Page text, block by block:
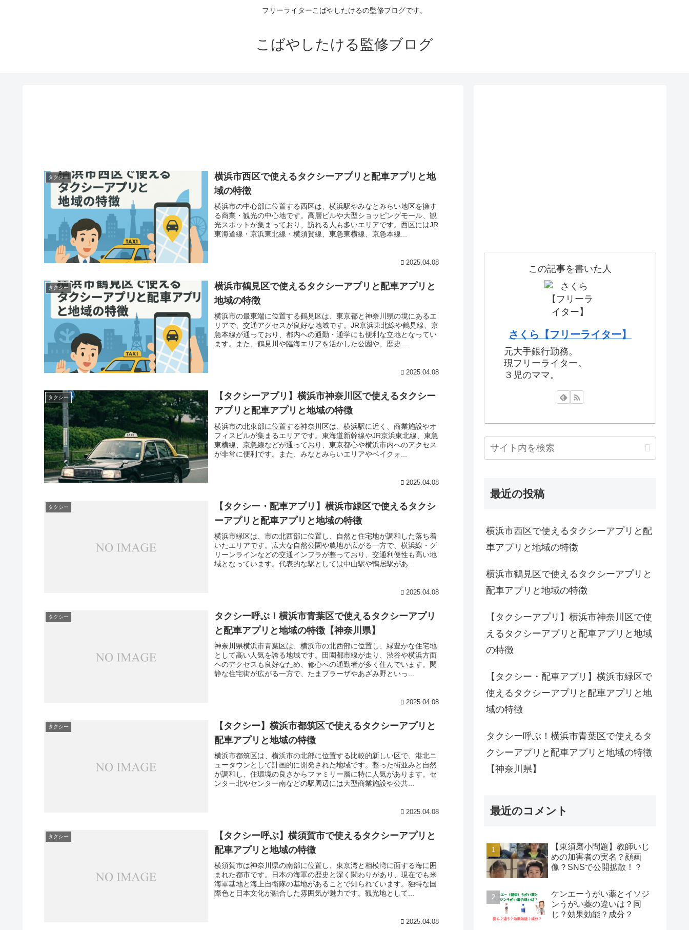
フリーライターこばやしたけるの監修ブログです。
こばやしたける監修ブログ
タクシー
横浜市西区で使えるタクシーアプリと配車アプリと地
域の特徴
横浜市の中心部に位置する西区は、横浜駅やみなとみらい地区を擁す
る商業・観光の中心地です。高層ビルや大型ショッピングモール、観
光スポットが集まっており、訪れる人も多いエリアです。西区にはJR
東海道線・京浜東北線・横須賀線、東急東横線、京急本線...
2025.04.08
タクシー
横浜市鶴見区で使えるタクシーアプリと配車アプリと
地域の特徴
横浜市の最東端に位置する鶴見区は、東京都と神奈川県の境にあるエ
リアで、交通アクセスが良好な地域です。JR京浜東北線や鶴見線、京
急本線が通っており、都内への通勤・通学にも便利な立地となってい
ます。また、鶴見川や臨海エリアを活かした公園や、歴史...
2025.04.08
タクシー
【タクシーアプリ】横浜市神奈川区で使えるタクシー
アプリと配車アプリと地域の特徴
横浜市の北東部に位置する神奈川区は、横浜駅に近く、商業施設やオ
フィスビルが集まるエリアです。東海道新幹線やJR京浜東北線、東急
東横線、京急線などが通っており、東京都心や横浜市内へのアクセス
が非常に便利です。また、みなとみらいエリアやベイクォ...
2025.04.08
タクシー
【タクシー・配車アプリ】横浜市緑区で使えるタクシ
ーアプリと配車アプリと地域の特徴
横浜市緑区は、市の北西部に位置し、自然と住宅地が調和した落ち着
いたエリアです。広大な自然公園や農地が広がる一方で、横浜線・グ
リーンラインなどの交通インフラが整っており、交通利便性も高い地
域となっています。代表的な駅としては中山駅や鴨居駅があ...
2025.04.08
タクシー
タクシー呼ぶ！横浜市青葉区で使えるタクシーアプリ
と配車アプリと地域の特徴【神奈川県】
神奈川県横浜市青葉区は、横浜市の北西部に位置し、緑豊かな住宅地
として高い人気を誇る地域です。田園都市線が走り、渋谷や横浜方面
へのアクセスも良好なため、都心への通勤者が多く住んでいます。閑
静な住宅街が広がる一方で、たまプラーザやあざみ野といっ...
2025.04.08
タクシー
【タクシー】横浜市都筑区で使えるタクシーアプリと
配車アプリと地域の特徴
横浜市都筑区は、横浜市の北部に位置する比較的新しい区で、港北ニ
ュータウンとして計画的に開発された地域です。整った街並みと自然
が調和し、住環境の良さからファミリー層に特に人気があります。セ
ンター北やセンター南などの駅周辺には大型商業施設や公共...
2025.04.08
タクシー
【タクシー呼ぶ】横須賀市で使えるタクシーアプリと
配車アプリと地域の特徴
横須賀市は神奈川県の南部に位置し、東京湾と相模湾に面する海に囲
まれた都市です。日本の海軍の歴史と深く関わりがあり、現在でも米
海軍基地と海上自衛隊の基地があることで知られています。独特な国
際色と日本文化が融合した雰囲気が魅力です。観光地として...
2025.04.08
この記事を書いた人
さくら【フリーライター】
元大手銀行勤務。
現フリーライター。
３児のママ。
最近の投稿
横浜市西区で使えるタクシーアプリと配
車アプリと地域の特徴
横浜市鶴見区で使えるタクシーアプリと
配車アプリと地域の特徴
【タクシーアプリ】横浜市神奈川区で使
えるタクシーアプリと配車アプリと地域
の特徴
【タクシー・配車アプリ】横浜市緑区で
使えるタクシーアプリと配車アプリと地
域の特徴
タクシー呼ぶ！横浜市青葉区で使えるタ
クシーアプリと配車アプリと地域の特徴
【神奈川県】
最近のコメント
【東須磨小問題】教師いじ
めの加害者の実名？顔画
像？SNSで公開拡散！？
ケンエーうがい薬とイソジ
ンうがい薬の違いは？同
じ？効果効能？成分？